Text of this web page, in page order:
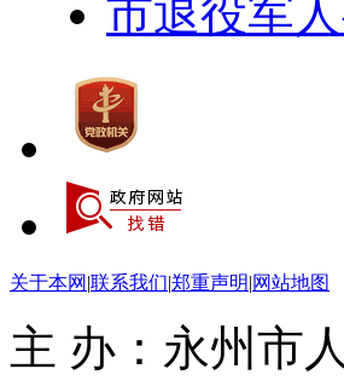
市退役军
关于本网 |联系我们|郑重声明|网站地图
主 办：永州市